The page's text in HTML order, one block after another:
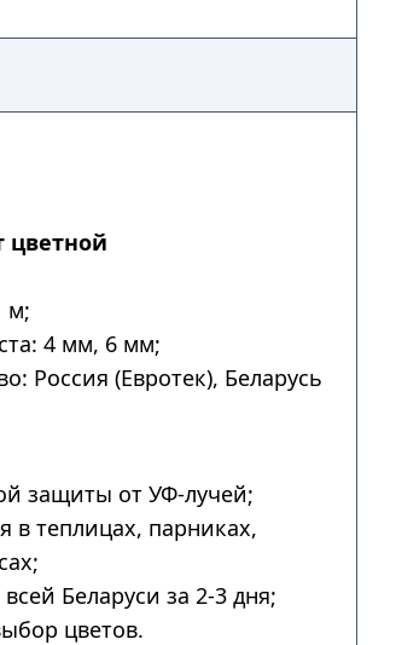
цветной
м;
4 мм, 6 мм;
Россия (Евротек), Беларусь
защиты от УФ-лучей;
в теплицах, парниках,
Беларуси за 2-3 дня;
цветов.